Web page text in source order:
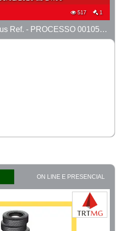
517 1
LOTE 04 - Pneus Ônibus Ref. - PROCESSO 0010500-29.2023-1ª CONT.
ON LINE E PRESENCIAL